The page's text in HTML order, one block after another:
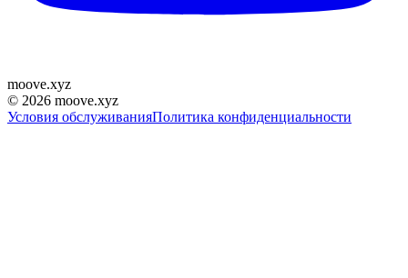
moove.xyz
© 2026 moove.xyz
Условия обслуживанияПолитика конфиденциальности